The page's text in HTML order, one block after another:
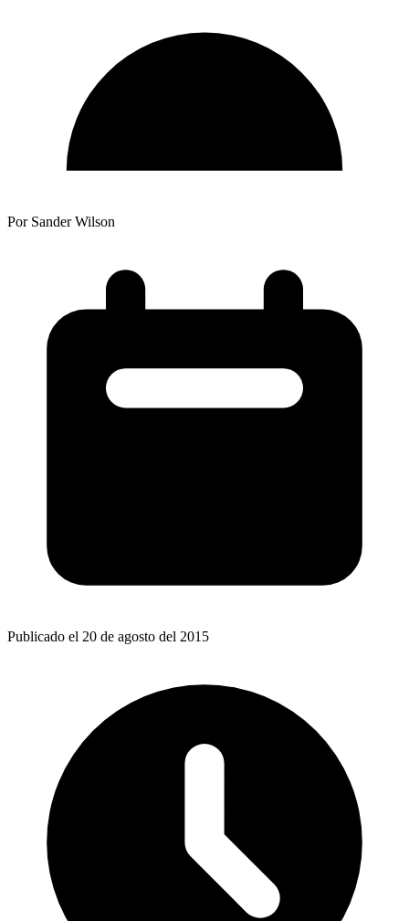
Por Sander Wilson
Publicado el 20 de agosto del 2015